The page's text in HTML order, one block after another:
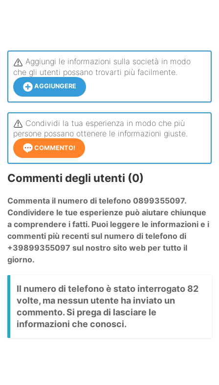
Aggiungi le informazioni sulla società in modo
che gli utenti possano trovarti più facilmente.
AGGIUNGERE
Condividi la tua esperienza in modo che più
persone possano ottenere le informazioni giuste.
COMMENTO!
Commenti degli utenti (0)
Commenta il numero di telefono 0899355097.
Condividere le tue esperienze può aiutare chiunque
a comprendere i fatti. Puoi leggere le informazioni e i
commenti più recenti sul numero di telefono di
+39899355097 sul nostro sito web per tutto il
giorno.
Il numero di telefono è stato interrogato 82
volte, ma nessun utente ha inviato un
commento. Si prega di lasciare le
informazioni che conosci.